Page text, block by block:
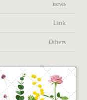
news
Link
Others